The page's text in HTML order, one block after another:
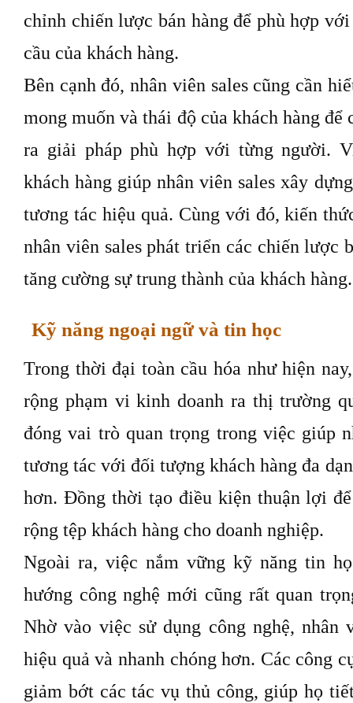
chỉnh chiến lược bán hàng để phù hợp
cầu của khách hàng.
Bên cạnh đó, nhân viên sales cũng cần
mong muốn và thái độ của khách hàng để
ra giải pháp phù hợp với từng người.
khách hàng giúp nhân viên sales xây
tương tác hiệu quả. Cùng với đó, kiến
nhân viên sales phát triển các chiến lược
tăng cường sự trung thành của khách hàng.
Kỹ năng ngoại ngữ và tin học
Trong thời đại toàn cầu hóa như hiện
rộng phạm vi kinh doanh ra thị trường
đóng vai trò quan trọng trong việc giúp
tương tác với đối tượng khách hàng đa
hơn. Đồng thời tạo điều kiện thuận lợi
rộng tệp khách hàng cho doanh nghiệp.
Ngoài ra, việc nắm vững kỹ năng tin
hướng công nghệ mới cũng rất quan
Nhờ vào việc sử dụng công nghệ, nhân
hiệu quả và nhanh chóng hơn. Các công
giảm bớt các tác vụ thủ công, giúp họ